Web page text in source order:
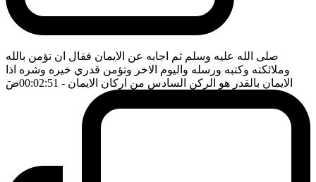
صلى الله عليه وسلم ثم اجابه عن الايمان فقال ان تؤمن بالله
وملائكته وكتبه ورسله واليوم الاخر وتؤمن قدري خيره وشره اذا
الايمان بالقدر هو الركن السادس من اركان الايمان - 00:02:51 ضَ